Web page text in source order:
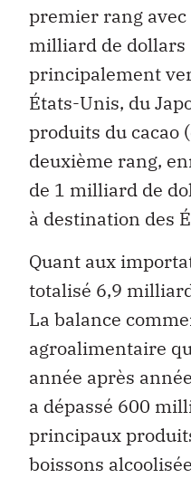
premier rang
milliard de dollars
principalement
États-Unis, du
produits du cacao
deuxième rang,
de 1 milliard de
à destination des
Quant aux
totalisé 6,9
La balance
agroalimentaire
année après
a dépassé 600
principaux
boissons